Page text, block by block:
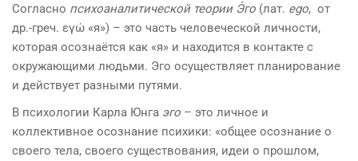
Согласно психоаналитической теории Э́го (лат. ego, от
др.-греч. εγώ «я») – это часть человеческой личности,
которая осознаётся как «я» и находится в контакте с
окружающими людьми. Эго осуществляет планирование
и действует разными путями.
В психологии Карла Юнга эго – это личное и
коллективное осознание психики: «общее осознание о
своего тела, своего существования, идеи о прошлом,